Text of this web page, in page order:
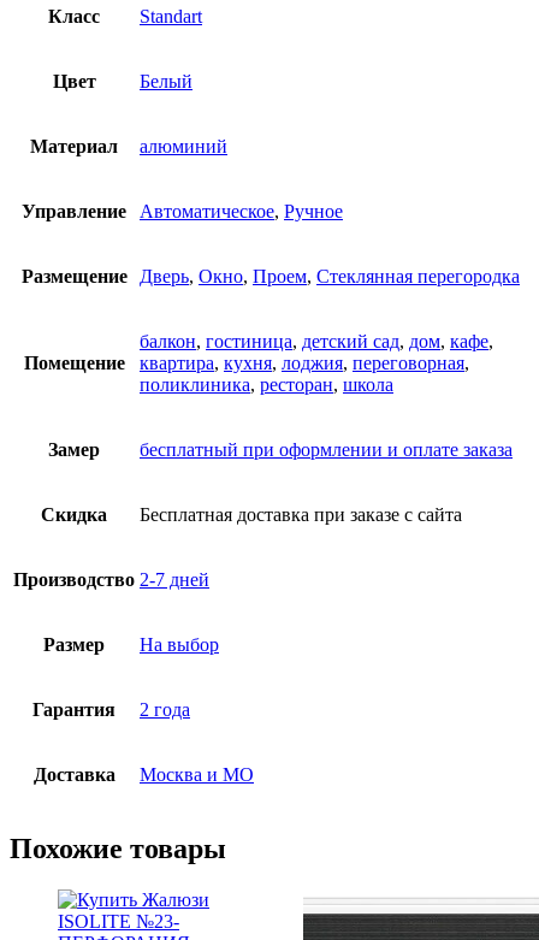
Класс Standart
Цвет Белый
Материал алюминий
Управление Автоматическое, Ручное
Размещение Дверь, Окно, Проем, Стеклянная перегородка
Помещение
балкон, гостиница, детский сад, дом, кафе,
квартира, кухня, лоджия, переговорная,
поликлиника, ресторан, школа
Замер бесплатный при оформлении и оплате заказа
Скидка Бесплатная доставка при заказе с сайта
Производство 2-7 дней
Размер На выбор
Гарантия 2 года
Доставка Москва и МО
Похожие товары